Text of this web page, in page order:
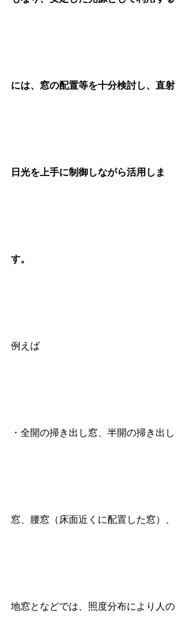
には、窓の配置等を十分検討し、直射
日光を上手に制御しながら活用しま
す。
例えば
・全開の掃き出し窓、半開の掃き出し
窓、腰窓（床面近くに配置した窓）、
地窓となどでは、照度分布により人の